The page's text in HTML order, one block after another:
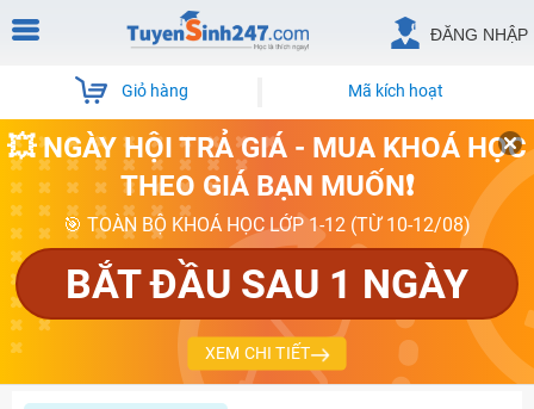
ĐĂNG NHẬP
Giỏ hàng Mã kích hoạt
💥 NGÀY HỘI TRẢ GIÁ - MUA KHOÁ HỌC
THEO GIÁ BẠN MUỐN❗
🎯 TOÀN BỘ KHOÁ HỌC LỚP 1-12 (TỪ 10-12/08)
BẮT ĐẦU SAU 1 NGÀY
XEM CHI TIẾT